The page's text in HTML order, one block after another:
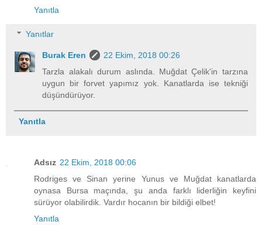
Yanıtla
Yanıtlar
Burak Eren
22 Ekim, 2018 00:26
Tarzla alakalı durum aslında. Muğdat Çelik'in tarzına
uygun bir forvet yapımız yok. Kanatlarda ise tekniği
düşündürüyor.
Yanıtla
Adsız 22 Ekim, 2018 00:06
Rodriges ve Sinan yerine Yunus ve Muğdat kanatlarda
oynasa Bursa maçında, şu anda farklı liderliğin keyfini
sürüyor olabilirdik. Vardır hocanın bir bildiği elbet!
Yanıtla